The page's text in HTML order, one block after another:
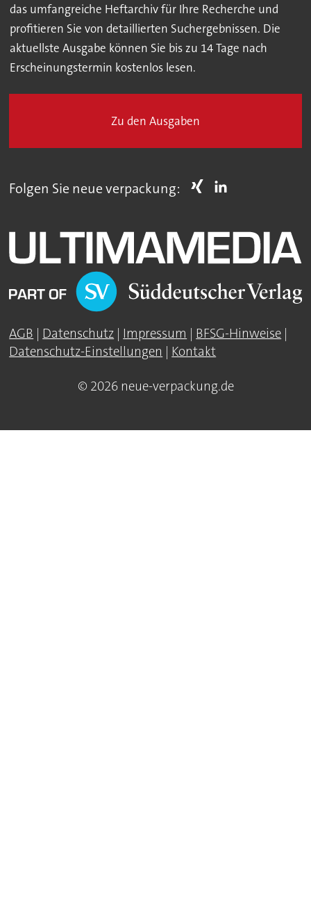
das umfangreiche Heftarchiv für Ihre Recherche und
profitieren Sie von detaillierten Suchergebnissen. Die
aktuellste Ausgabe können Sie bis zu 14 Tage nach
Erscheinungstermin kostenlos lesen.
Zu den Ausgaben
Folgen Sie neue verpackung:
AGB Datenschutz Impressum BFSG-Hinweise
Datenschutz-Einstellungen
Kontakt
© 2026 neue-verpackung.de